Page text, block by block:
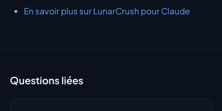
En savoir plus sur LunarCrush pour Claude
Questions liées